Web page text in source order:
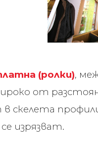
(ролки),
широко от
в скелета
изрязват.